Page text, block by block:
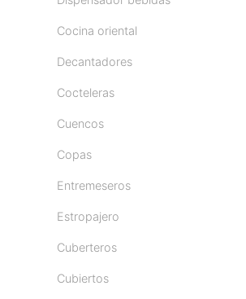
Cocina oriental
Decantadores
Cocteleras
Cuencos
Copas
Entremeseros
Estropajero
Cuberteros
Cubiertos